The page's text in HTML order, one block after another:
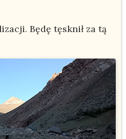
Będę tęsknił za tą